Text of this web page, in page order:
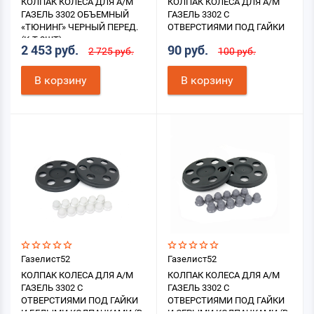
ГАЗЕЛЬ 3302 ОБЪЕМНЫЙ
«ТЮНИНГ» ЧЕРНЫЙ ПЕРЕД.
(К-Т 2ШТ)
2 453 руб. 2 725 руб.
В корзину
ГАЗЕЛЬ 3302 С
ОТВЕРСТИЯМИ ПОД ГАЙКИ
90 руб. 100 руб.
В корзину
Газелист52
КОЛПАК КОЛЕСА ДЛЯ А/М
ГАЗЕЛЬ 3302 С
ОТВЕРСТИЯМИ ПОД ГАЙКИ
Газелист52
КОЛПАК КОЛЕСА ДЛЯ А/М
ГАЗЕЛЬ 3302 С
ОТВЕРСТИЯМИ ПОД ГАЙКИ